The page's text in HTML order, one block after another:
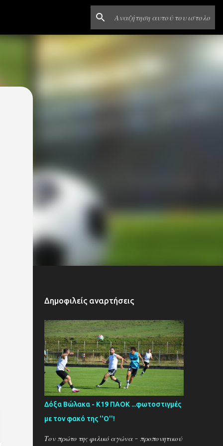
Δημοφιλείς αναρτήσεις
Δόξα Βώλακα - Κ19 ΠΑΟΚ ...φωτοστιγμές
με τον φακό της ''Ο''!
Τον πρώτο της φιλικό αγώνα - προπονητικού